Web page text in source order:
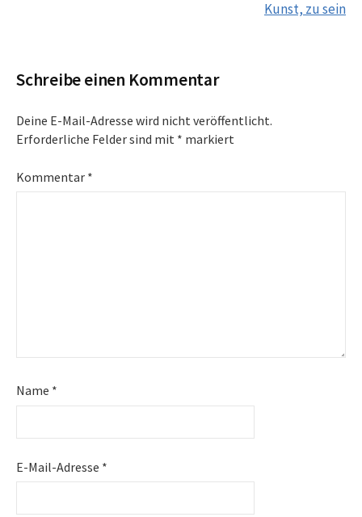
Kunst, zu sein
Schreibe einen Kommentar
Deine E-Mail-Adresse wird nicht veröffentlicht.
Erforderliche Felder sind mit * markiert
Kommentar *
Name *
E-Mail-Adresse *